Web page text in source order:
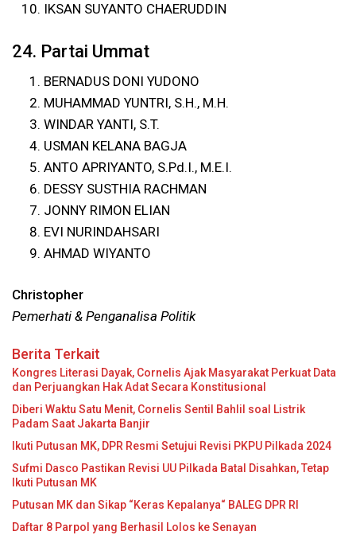
IKSAN SUYANTO CHAERUDDIN
24. Partai Ummat
BERNADUS DONI YUDONO
MUHAMMAD YUNTRI, S.H., M.H.
WINDAR YANTI, S.T.
USMAN KELANA BAGJA
ANTO APRIYANTO, S.Pd.I., M.E.I.
DESSY SUSTHIA RACHMAN
JONNY RIMON ELIAN
EVI NURINDAHSARI
AHMAD WIYANTO
Christopher
Pemerhati & Penganalisa Politik
Berita Terkait
Kongres Literasi Dayak, Cornelis Ajak Masyarakat Perkuat Data
dan Perjuangkan Hak Adat Secara Konstitusional
Diberi Waktu Satu Menit, Cornelis Sentil Bahlil soal Listrik
Padam Saat Jakarta Banjir
Ikuti Putusan MK, DPR Resmi Setujui Revisi PKPU Pilkada 2024
Sufmi Dasco Pastikan Revisi UU Pilkada Batal Disahkan, Tetap
Ikuti Putusan MK
Putusan MK dan Sikap “Keras Kepalanya“ BALEG DPR RI
Daftar 8 Parpol yang Berhasil Lolos ke Senayan